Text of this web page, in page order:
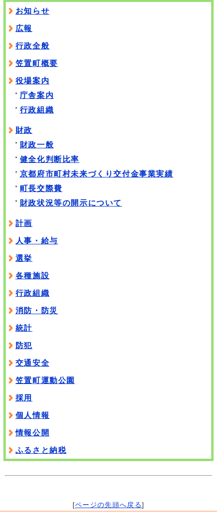
お知らせ
広報
行政全般
笠置町概要
役場案内
庁舎案内
行政組織
財政
財政一般
健全化判断比率
京都府市町村未来づくり交付金事業実績
町長交際費
財政状況等の開示について
計画
人事・給与
選挙
各種施設
行政組織
消防・防災
統計
防犯
交通安全
笠置町運動公園
採用
個人情報
情報公開
ふるさと納税
[ページの先頭へ戻る]